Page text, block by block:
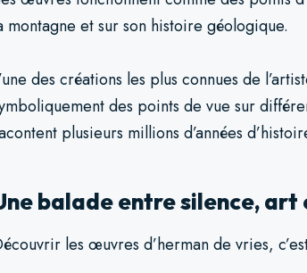
montagne et sur son histoire géologique.
des créations les plus connues de
des points de vue sur
plusieurs millions d’années
balade entre silence,
les œuvres d’herman de vries,